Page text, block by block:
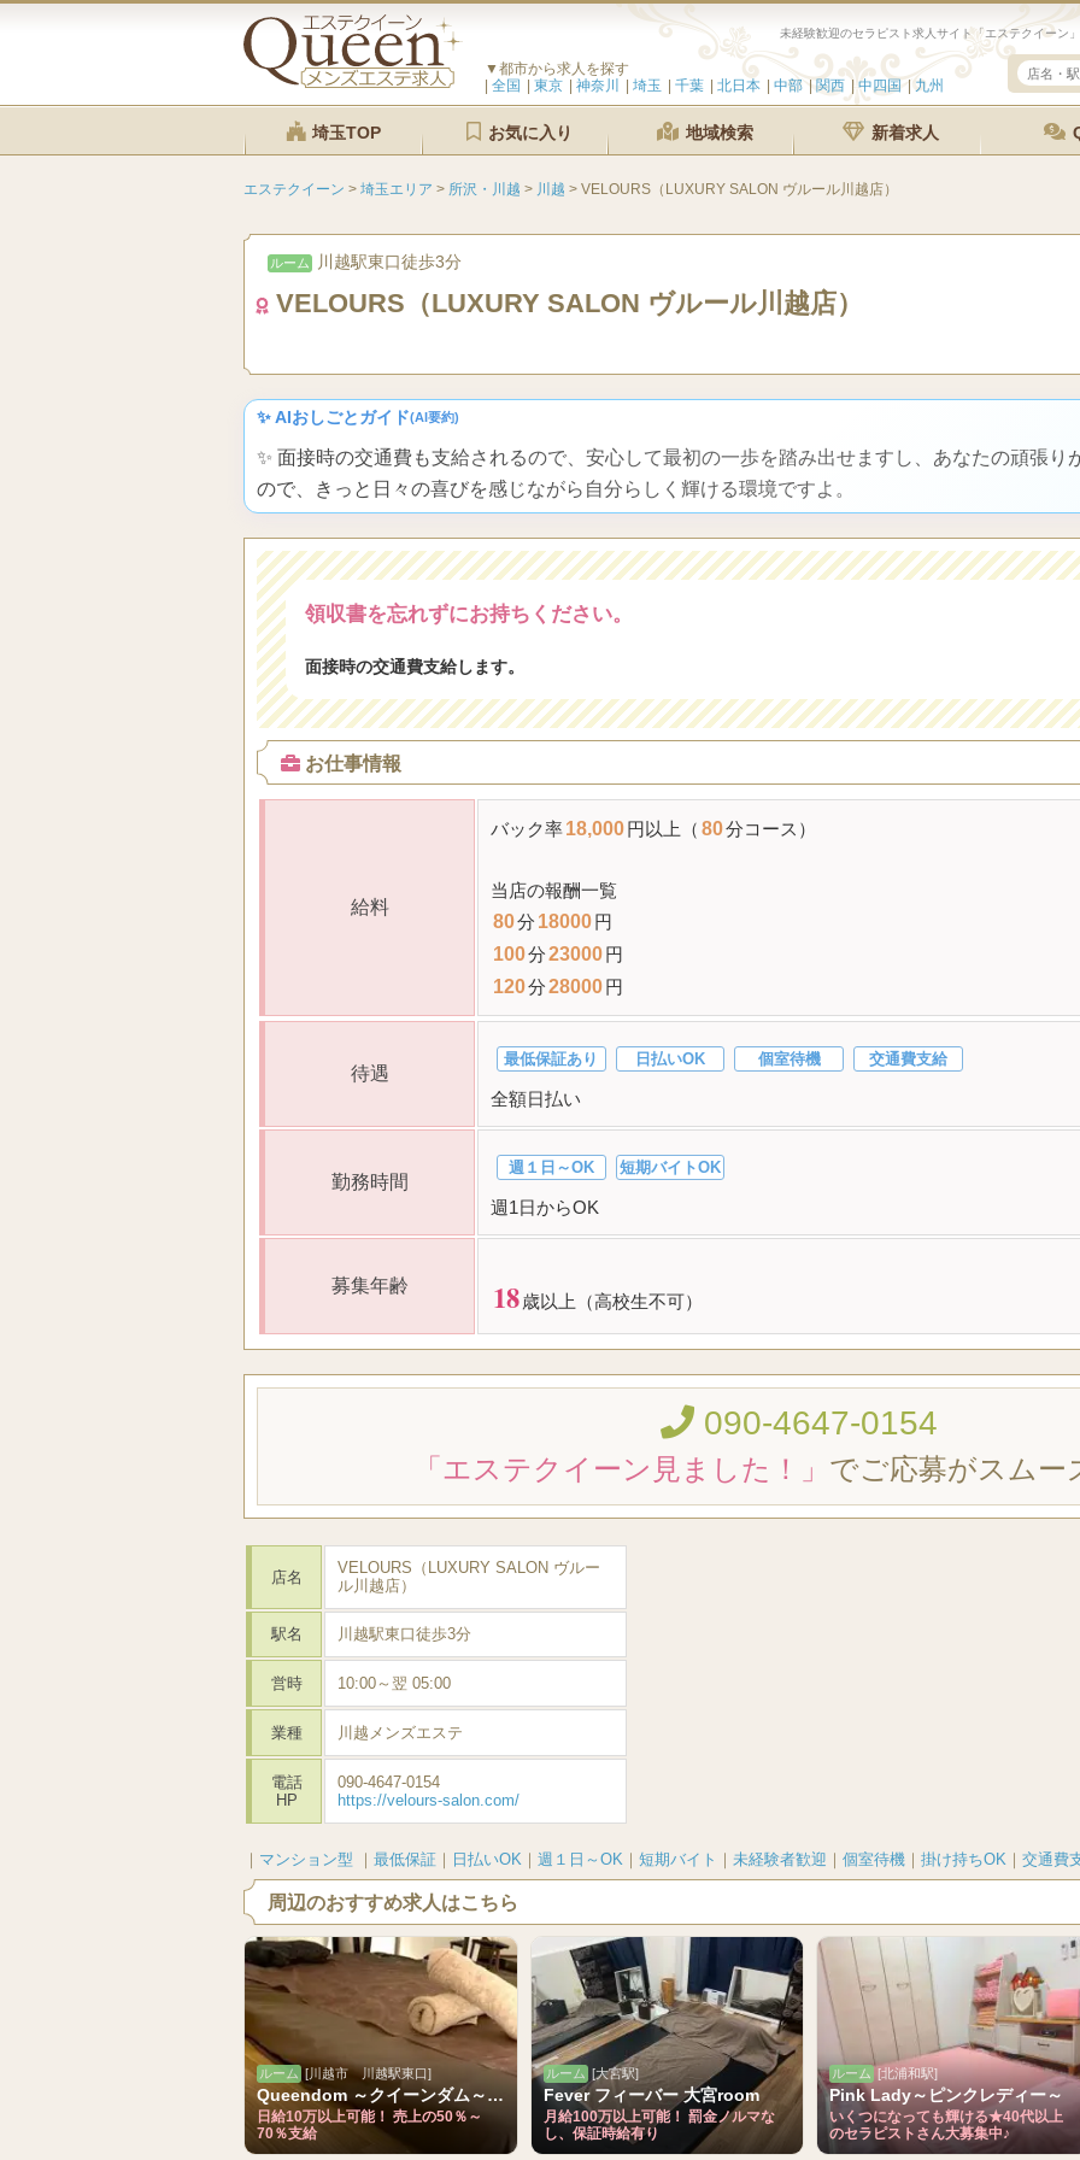
▼都市から求人を探す
全国
東京 神奈川 埼玉 千葉 北日本 中部 関西 中四国 九州
埼玉TOP お気に入り 地域検索 新着求人
エステクイーン > 埼玉エリア > 所沢・川越 > 川越 > VELOURS（LUXURY SALON ヴルール川越店）
ルーム 川越駅東口徒歩3分
VELOURS（LUXURY SALON ヴルール川越店）
✨ AIおしごとガイド(AI要約)
✨ 面接時の交通費も支給されるので、安心して最初の一歩を踏み出せますし、あなたの頑張り
ので、きっと日々の喜びを感じながら自分らしく輝ける環境ですよ。
領収書を忘れずにお持ちください。
面接時の交通費支給します。
お仕事情報
給料
バック率18,000円以上（ 80分コース）
当店の報酬一覧
80分 18000円
100分23000円
120分28000円
待遇
最低保証あり 日払いOK 個室待機 交通費支給
全額日払い
勤務時間
週１日～OK 短期バイトOK
週1日からOK
募集年齢 18歳以上（高校生不可）
090-4647-0154
「エステクイーン見ました！」 でご応募がスムー
店名
VELOURS（LUXURY SALON ヴルー
ル川越店）
駅名 川越駅東口徒歩3分
営時 10:00～翌 05:00
業種 川越メンズエステ
電話
HP
090-4647-0154
https://velours-salon.com/
｜ マンション型 ｜ 最低保証 ｜ 日払いOK ｜ 週１日～OK ｜ 短期バイト ｜ 未経験者歓迎 ｜ 個室待機 ｜ 掛け持ちOK ｜ 交通費
周辺のおすすめ求人はこちら
ルーム [川越市 川越駅東口]
Queendom ～クイーンダム～ 川越ルーム
日給10万以上可能！ 売上の50％～
70％支給
ルーム [大宮駅]
Fever フィーバー 大宮room
月給100万以上可能！ 罰金ノルマな
し、保証時給有り
ルーム [北浦和駅]
Pink Lady～ピンクレディー～
いくつになっても輝ける★40代以上
のセラピストさん大募集中♪